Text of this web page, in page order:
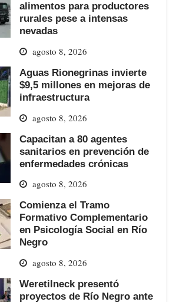
alimentos para productores
rurales pese a intensas
nevadas
agosto 8, 2026
Aguas Rionegrinas invierte
$9,5 millones en mejoras de
infraestructura
agosto 8, 2026
Capacitan a 80 agentes
sanitarios en prevención de
enfermedades crónicas
agosto 8, 2026
Comienza el Tramo
Formativo Complementario
en Psicología Social en Río
Negro
agosto 8, 2026
Weretilneck presentó
proyectos de Río Negro ante